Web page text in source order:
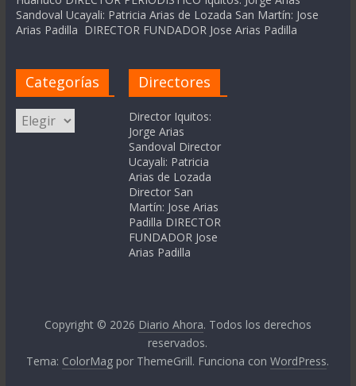
Sandoval Ucayali: Patricia Arias de Lozada San Martín: Jose
Arias Padilla DIRECTOR FUNDADOR Jose Arias Padilla
Categorías
Categorías
Directores
Director Iquitos:
Jorge Arias
Sandoval Director
Ucayali: Patricia
Arias de Lozada
Director San
Martín: Jose Arias
Padilla DIRECTOR
FUNDADOR Jose
Arias Padilla
Copyright © 2026 Diario Ahora. Todos los derechos
reservados.
Tema: ColorMag por ThemeGrill. Funciona conWordPress.